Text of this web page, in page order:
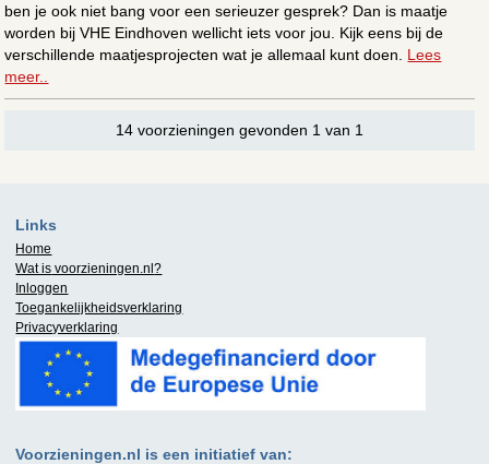
ben je ook niet bang voor een serieuzer gesprek? Dan is maatje
worden bij VHE Eindhoven wellicht iets voor jou. Kijk eens bij de
verschillende maatjesprojecten wat je allemaal kunt doen. Lees
meer..
14 voorzieningen gevonden 1 van 1
Links
Home
Wat is voorzieningen.nl?
Inloggen
Toegankelijkheidsverklaring
Privacyverklaring
Voorzieningen.nl is een initiatief van: